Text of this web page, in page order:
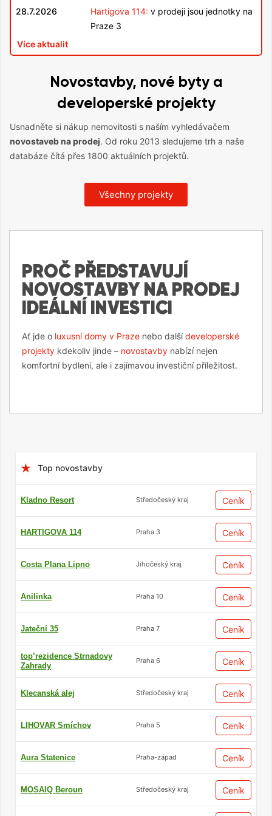
28.7.2026
Hartigova 114: v prodeji jsou jednotky na
Praze 3
Více aktualit
Novostavby, nové byty a
developerské projekty
Usnadněte si nákup nemovitosti s naším vyhledávačem
novostaveb na prodej. Od roku 2013 sledujeme trh a naše
databáze čítá přes 1800 aktuálních projektů.
Všechny projekty
PROČ PŘEDSTAVUJÍ
NOVOSTAVBY NA PRODEJ
IDEÁLNÍ INVESTICI
Ať jde o luxusní domy v Praze nebo dalšídeveloperské
projekty kdekoliv jinde – novostavby nabízí nejen
komfortní bydlení, ale i zajímavou investiční příležitost.
Propojení vzhledu i funkce
Současné novostavby bývají koncipovány s
funkčnost – nabízejí svěží, stylový design a
promyšlené dispozice, které vyhoví i těm
nejvyšším standardům.
Propracované architektonické prvky a moderní
interiéry zvyšují nejen kvalitu bydlení, ale také
atraktivitu nemovitosti pro případný pronájem
Zvýšený důraz na ekologii
Top novostavby
Kladno Resort Středočeský kraj Ceník
HARTIGOVA 114 Praha 3 Ceník
Costa Plana Lipno Jihočeský kraj Ceník
Anilinka Praha 10 Ceník
Jateční 35 Praha 7 Ceník
top’rezidence Strnadovy
Zahrady
Praha 6 Ceník
Klecanská alej Středočeský kraj Ceník
LIHOVAR Smíchov Praha 5 Ceník
Aura Statenice Praha-západ Ceník
MOSAIQ Beroun Středočeský kraj Ceník